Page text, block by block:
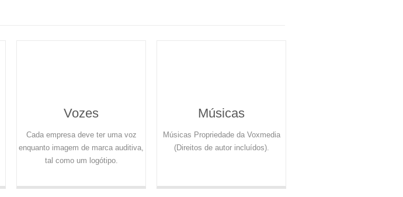
Vozes
Cada empresa deve ter uma voz
enquanto imagem de marca auditiva,
tal como um logótipo.
Músicas
Músicas Propriedade da Voxmedia
(Direitos de autor incluídos).